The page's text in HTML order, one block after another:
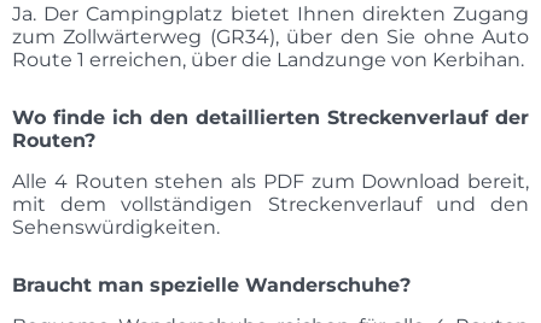
Ja. Der Campingplatz bietet Ihnen direkten Zugang
zum Zollwärterweg (GR34), über den Sie ohne Auto
Route 1 erreichen, über die Landzunge von Kerbihan.
Wo finde ich den detaillierten Streckenverlauf der
Routen?
Alle 4 Routen stehen als PDF zum Download bereit,
mit dem vollständigen Streckenverlauf und den
Sehenswürdigkeiten.
Braucht man spezielle Wanderschuhe?